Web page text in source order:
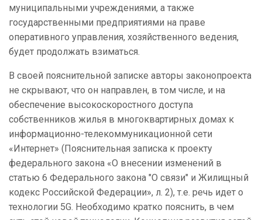
муниципальными учреждениями, а также
государственными предприятиями на праве
оперативного управления, хозяйственного ведения,
будет продолжать взиматься.
В своей пояснительной записке авторы законопроекта
не скрывают, что он направлен, в том числе, и на
обеспечение высокоскоростного доступа
собственников жилья в многоквартирных домах к
информационно-телекоммуникационной сети
«Интернет» (Пояснительная записка к проекту
федерального закона «О внесении изменений в
статью 6 Федерального закона "О связи" и Жилищный
кодекс Российской Федерации», л. 2), т.е. речь идет о
технологии 5G. Необходимо кратко пояснить, в чем